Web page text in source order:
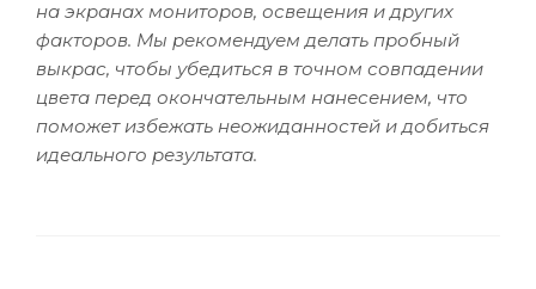
на экранах мониторов, освещения и других
факторов. Мы рекомендуем делать пробный
выкрас, чтобы убедиться в точном совпадении
цвета перед окончательным нанесением, что
поможет избежать неожиданностей и добиться
идеального результата.